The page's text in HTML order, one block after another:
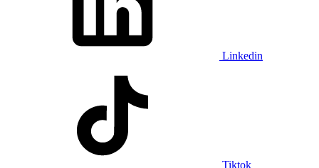
Linkedin
Tiktok